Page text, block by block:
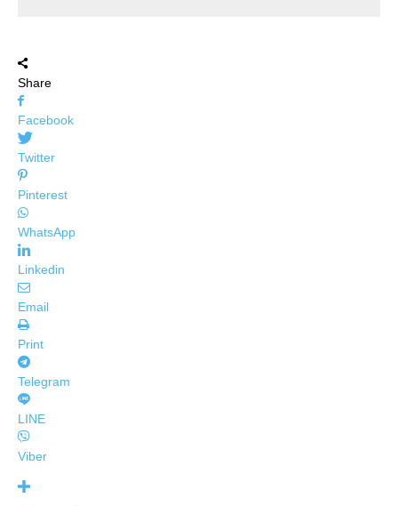
Share
Facebook
Twitter
Pinterest
WhatsApp
Linkedin
Email
Print
Telegram
LINE
Viber